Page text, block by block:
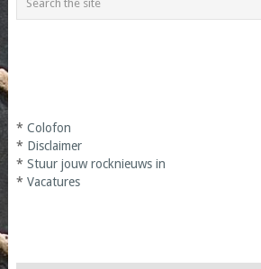
* Colofon
* Disclaimer
* Stuur jouw rocknieuws in
* Vacatures